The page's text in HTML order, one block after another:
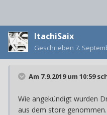
ItachiSaix
Geschrieben 7.
Am 7.9.2019 um 10:59
Wie angekündigt wurden
aus dem store genommen.